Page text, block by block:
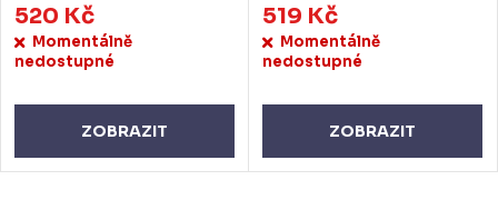
520 Kč
Momentálně
nedostupné
ZOBRAZIT
519 Kč
Momentálně
nedostupné
ZOBRAZIT